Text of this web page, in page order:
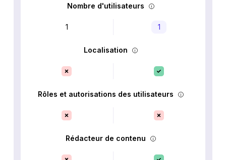
Nombre d'utilisateurs
1 1
Localisation
Rôles et autorisations des utilisateurs
Rédacteur de contenu